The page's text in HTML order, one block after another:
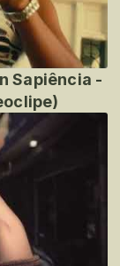
Sapiência -